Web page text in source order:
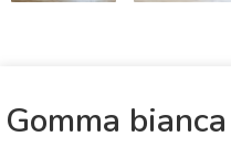
Gomma